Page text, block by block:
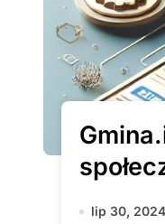
lip 30, 2024